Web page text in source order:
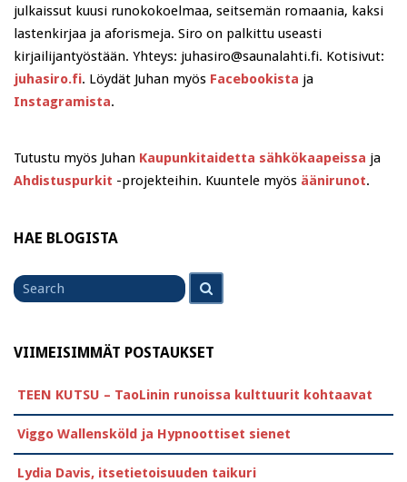
julkaissut kuusi runokokoelmaa, seitsemän romaania, kaksi
lastenkirjaa ja aforismeja. Siro on palkittu useasti
kirjailijantyöstään. Yhteys: juhasiro@saunalahti.fi. Kotisivut:
juhasiro.fi. Löydät Juhan myös Facebookista ja
Instagramista.
Tutustu myös Juhan Kaupunkitaidetta sähkökaapeissa ja
Ahdistuspurkit -projekteihin. Kuuntele myös äänirunot.
HAE BLOGISTA
Search
for
VIIMEISIMMÄT POSTAUKSET
TEEN KUTSU – TaoLinin runoissa kulttuurit kohtaavat
Viggo Wallensköld ja Hypnoottiset sienet
Lydia Davis, itsetietoisuuden taikuri